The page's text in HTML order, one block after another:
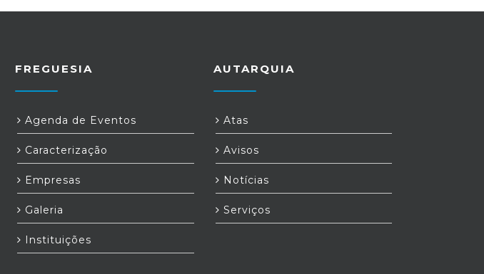
FREGUESIA
Agenda de Eventos
Caracterização
Empresas
Galeria
Instituições
AUTARQUIA
Atas
Avisos
Notícias
Serviços